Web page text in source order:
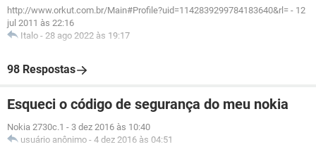
http://www.orkut.com.br/Main#Profile?uid=1142839299784183640&rl= - 12
jul 2011 às 22:16
Italo - 28 ago 2022 às 19:17
98 Respostas
Esqueci o código de segurança do meu nokia
Nokia 2730c.1 - 3 dez 2016 às 10:40
usuário anônimo - 4 dez 2016 às 04:51